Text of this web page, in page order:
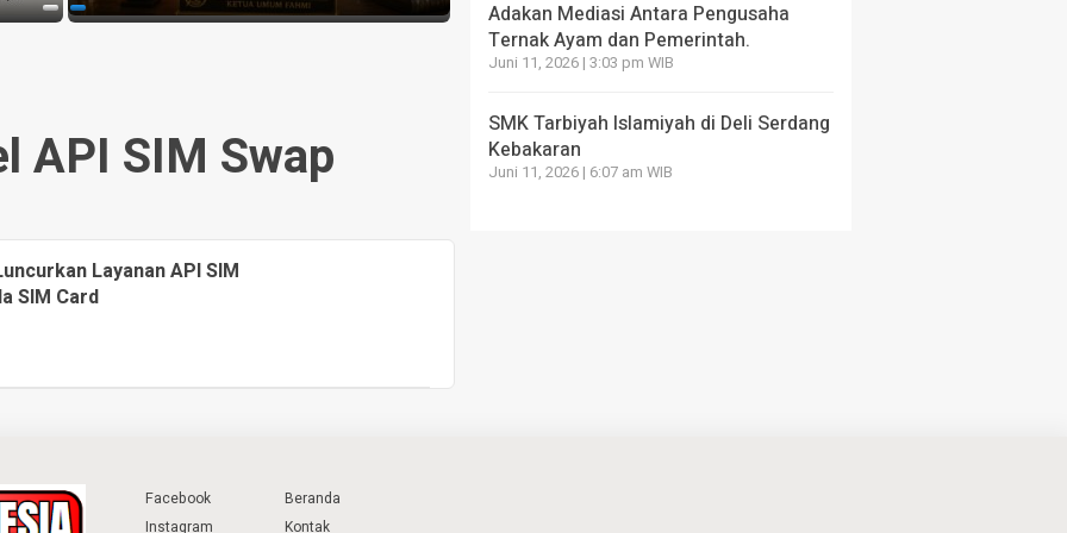
API SIM Swap
Layanan API SIM
SIM Card
Adakan Mediasi Antara Pengusaha
Ternak Ayam dan Pemerintah.
Juni 11, 2026 | 3:03 pm WIB
SMK Tarbiyah Islamiyah di Deli Serdang
Kebakaran
Juni 11, 2026 | 6:07 am WIB
Facebook
Instagram
Beranda
Kontak